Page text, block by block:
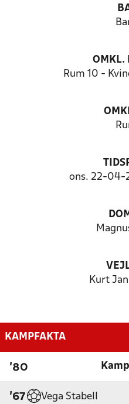
OMKL.
Rum 10 -
ons. 22-04-
Kurt
KAMPFAKTA
'80
'67 Vega Stabell